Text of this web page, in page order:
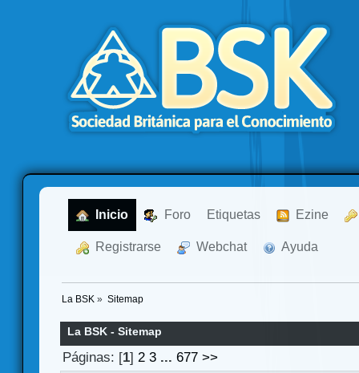
Inicio Foro Etiquetas Ezine
Registrarse Webchat Ayuda
La BSK » Sitemap
La BSK - Sitemap
Páginas: [1]2 3 ...677 >>